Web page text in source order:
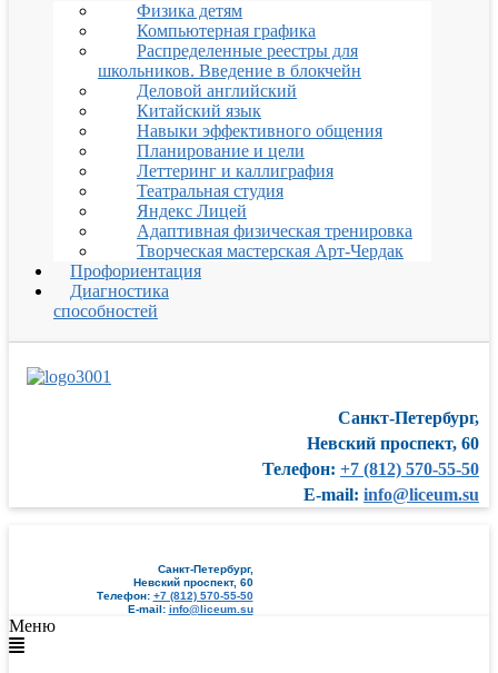
Физика детям
Компьютерная графика
Распределенные реестры для
школьников. Введение в блокчейн
Деловой английский
Китайский язык
Навыки эффективного общения
Планирование и цели
Леттеринг и каллиграфия
Театральная студия
Яндекс Лицей
Адаптивная физическая тренировка
Творческая мастерская Арт-Чердак
Профориентация
Диагностика
способностей
Санкт-Петербург,
Невский проспект, 60
Телефон: +7 (812) 570-55-50
E-mail: info@liceum.su
Санкт-Петербург,
Невский проспект, 60
Телефон: +7 (812) 570-55-50
E-mail: info@liceum.su
Меню